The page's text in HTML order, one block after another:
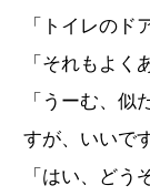
「トイレの
「それもよく
「うーむ、
すが、いいで
「はい、どう